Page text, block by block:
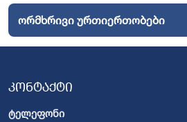
ორმხრივი ურთიერთობები
კონტაქტი
ტელეფონი